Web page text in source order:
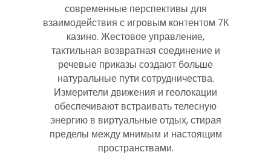
современные перспективы для
взаимодействия с игровым контентом 7К
казино. Жестовое управление,
тактильная возвратная соединение и
речевые приказы создают больше
натуральные пути сотрудничества.
Измерители движения и геолокации
обеспечивают встраивать телесную
энергию в виртуальные отдых, стирая
пределы между мнимым и настоящим
пространствами.